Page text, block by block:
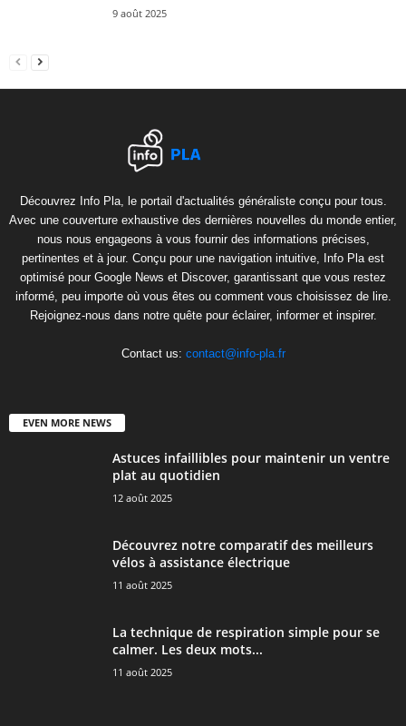
9 août 2025
Découvrez Info Pla, le portail d'actualités généraliste conçu pour tous.
Avec une couverture exhaustive des dernières nouvelles du monde entier,
nous nous engageons à vous fournir des informations précises,
pertinentes et à jour. Conçu pour une navigation intuitive, Info Pla est
optimisé pour Google News et Discover, garantissant que vous restez
informé, peu importe où vous êtes ou comment vous choisissez de lire.
Rejoignez-nous dans notre quête pour éclairer, informer et inspirer.
Contact us: contact@info-pla.fr
EVEN MORE NEWS
Astuces infaillibles pour maintenir un ventre
plat au quotidien
12 août 2025
Découvrez notre comparatif des meilleurs
vélos à assistance électrique
11 août 2025
La technique de respiration simple pour se
calmer. Les deux mots...
11 août 2025